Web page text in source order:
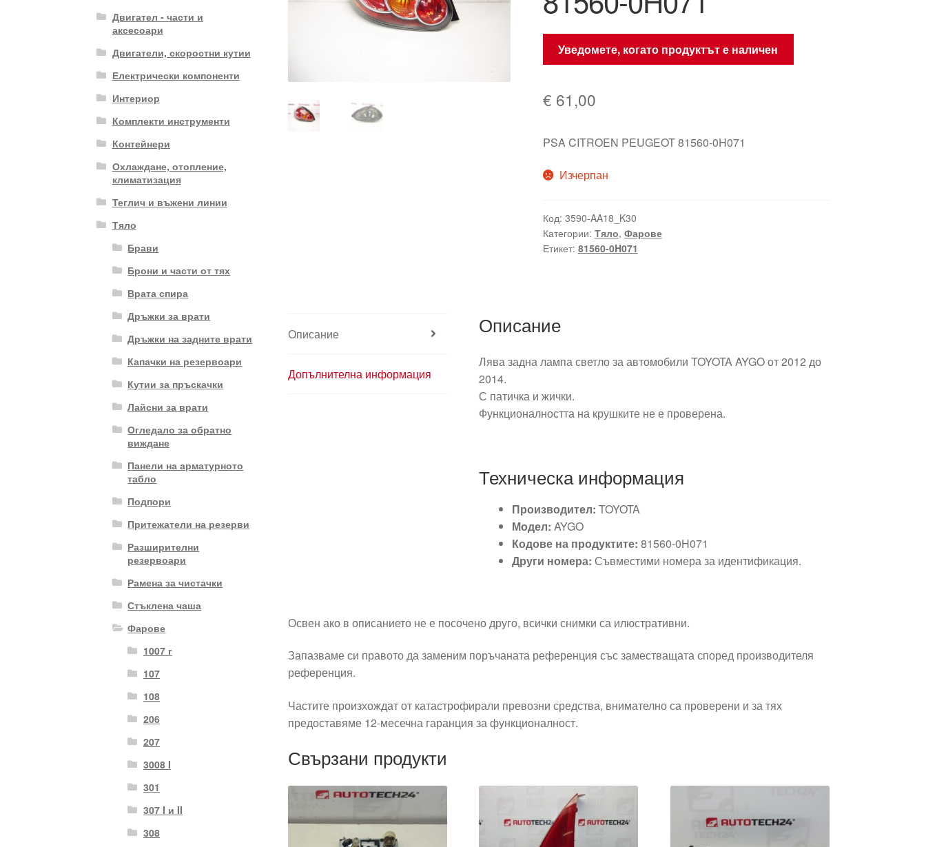
Уведомете, когато продуктът е наличен
€ 61,00
PSA CITROEN PEUGEOT 81560-0H071
Изчерпан
Код: 3590-AA18_K30
Категории: Тяло, Фарове
Етикет: 81560-0H071
Описание
Допълнителна информация
Описание
Лява задна лампа светло за автомобили TOYOTA AYGO от 2012 до
2014.
С патичка и жички.
Функционалността на крушките не е проверена.
Техническа информация
Производител: TOYOTA
Модел: AYGO
Кодове на продуктите: 81560-0H071
Други номера: Съвместими номера за идентификация.
Освен ако в описанието не е посочено друго, всички снимки са илюстративни.
Запазваме си правото да заменим поръчаната референция със заместващата според производителя
референция.
Частите произхождат от катастрофирали превозни средства, внимателно са проверени и за тях
предоставяме 12-месечна гаранция за функционалност.
Свързани продукти
Двигател - части и
аксесоари
Двигатели, скоростни кутии
Електрически компоненти
Интериор
Комплекти инструменти
Контейнери
Охлаждане, отопление,
климатизация
Теглич и въжени линии
Тяло
Брави
Брони и части от тях
Врата спира
Дръжки за врати
Дръжки на задните врати
Капачки на резервоари
Кутии за пръскачки
Лайсни за врати
Огледало за обратно
виждане
Панели на арматурното
табло
Подпори
Притежатели на резерви
Разширителни
резервоари
Рамена за чистачки
Стъклена чаша
Фарове
1007 г
107
108
206
207
3008 I
301
307 I и II
308